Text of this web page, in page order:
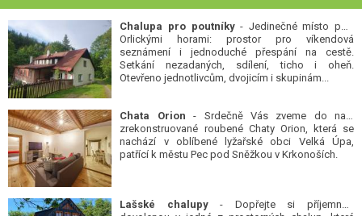
Chalupa pro poutníky- Jedinečné místo pod
Orlickými horami: prostor pro víkendová
seznámení i jednoduché přespání na cestě.
Setkání nezadaných, sdílení, ticho i oheň.
Otevřeno jednotlivcům, dvojicím i skupinám...
Chata Orion - Srdečně Vás zveme do naší
zrekonstruované roubené Chaty Orion, která se
nachází v oblíbené lyžařské obci Velká Úpa,
patřící k městu Pec pod Sněžkou v Krkonoších.
Lašské chalupy- Dopřejte si příjemnou